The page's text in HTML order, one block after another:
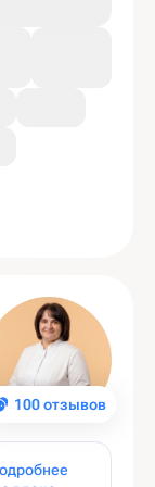
100 отзывов